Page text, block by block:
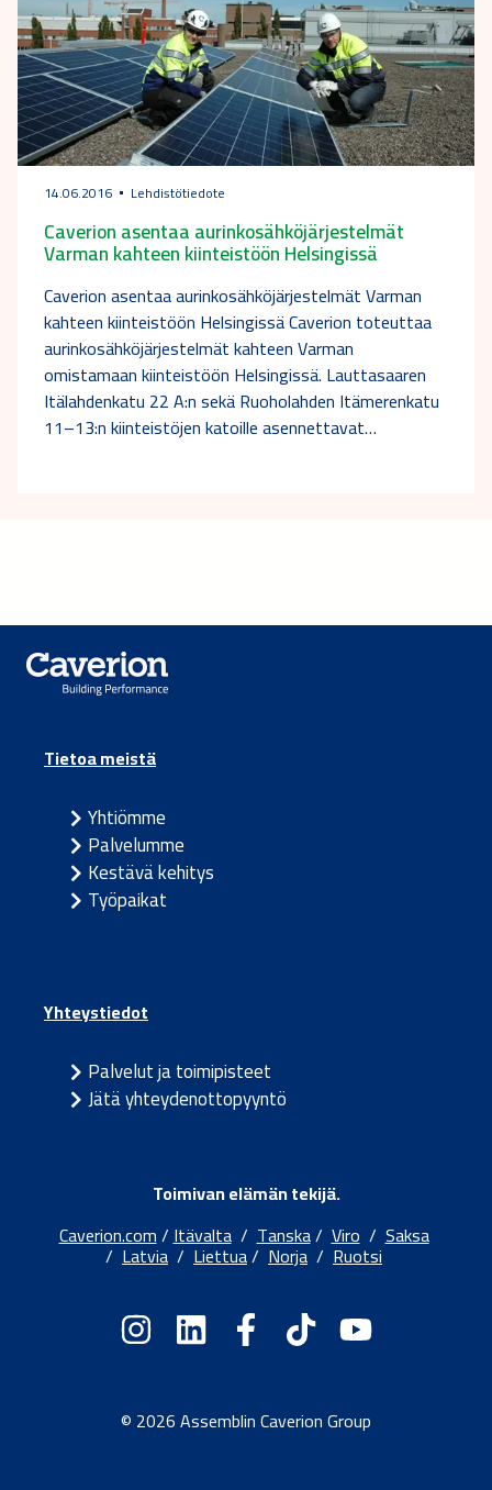
14.06.2016 Lehdistötiedote
Caverion asentaa aurinkosähköjärjestelmät
Varman kahteen kiinteistöön Helsingissä
Caverion asentaa aurinkosähköjärjestelmät Varman
kahteen kiinteistöön Helsingissä Caverion toteuttaa
aurinkosähköjärjestelmät kahteen Varman
omistamaan kiinteistöön Helsingissä. Lauttasaaren
Itälahdenkatu 22 A:n sekä Ruoholahden Itämerenkatu
11–13:n kiinteistöjen katoille asennettavat…
Tietoa meistä
Yhtiömme
Palvelumme
Kestävä kehitys
Työpaikat
Yhteystiedot
Palvelut ja toimipisteet
Jätä yhteydenottopyyntö
Toimivan elämän tekijä.
Caverion.com/Itävalta/Tanska/Viro/Saksa
/ Latvia / Liettua/ Norja / Ruotsi
© 2026 Assemblin Caverion Group